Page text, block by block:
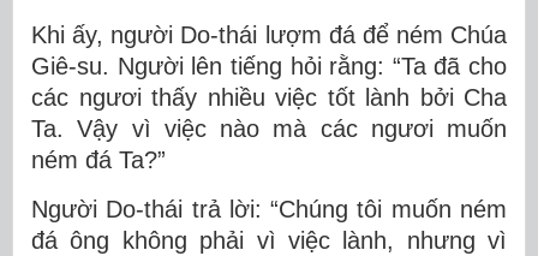
Khi ấy, người Do-thái lượm đá để ném Chúa
Giê-su. Người lên tiếng hỏi rằng: “Ta đã cho
các ngươi thấy nhiều việc tốt lành bởi Cha
Ta. Vậy vì việc nào mà các ngươi muốn
ném đá Ta?”
Người Do-thái trả lời: “Chúng tôi muốn ném
đá ông không phải vì việc lành, nhưng vì